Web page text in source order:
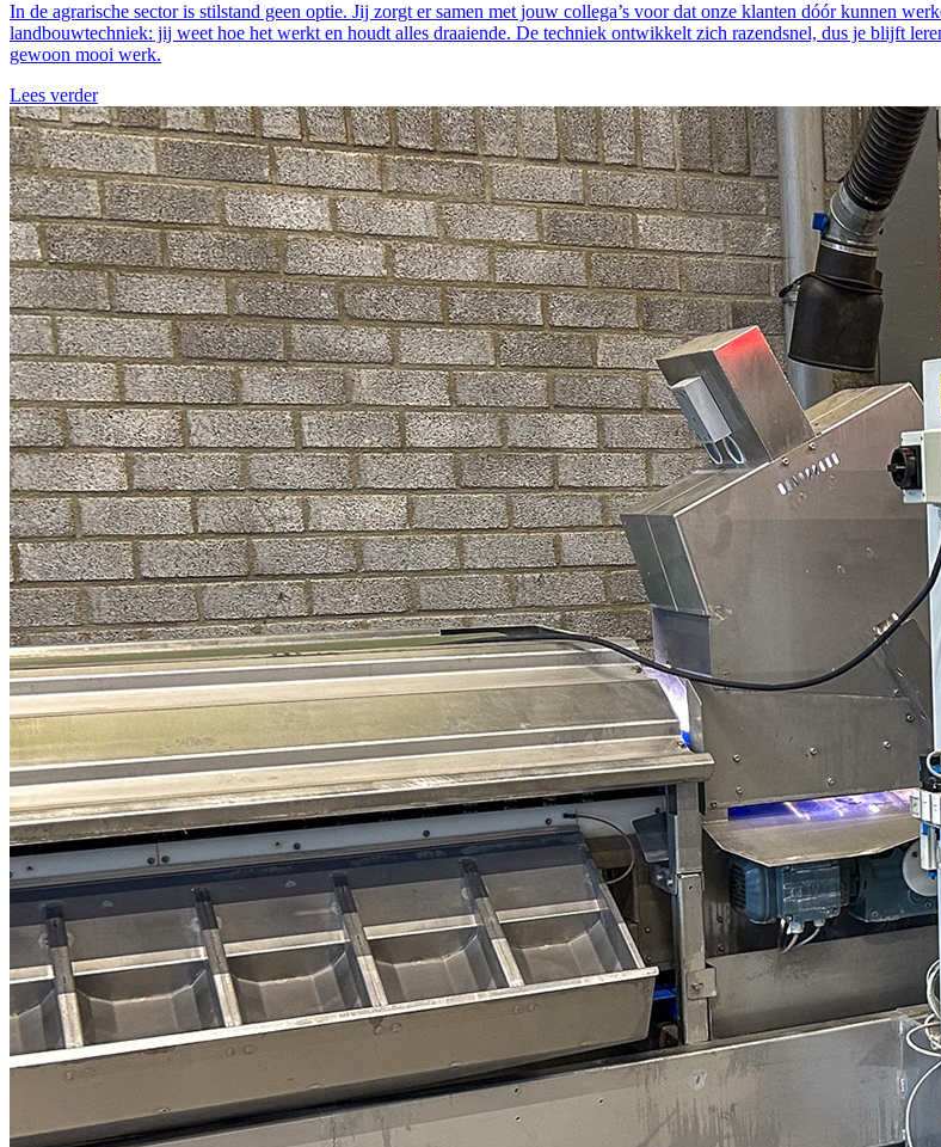
In de agrarische sector is stilstand geen optie. Jij zorgt er samen met jouw collega’s voor dat onze klanten dóór kunnen
landbouwtechniek: jij weet hoe het werkt en houdt alles draaiende. De techniek ontwikkelt zich razendsnel, dus je blijft
gewoon mooi werk.
Lees verder